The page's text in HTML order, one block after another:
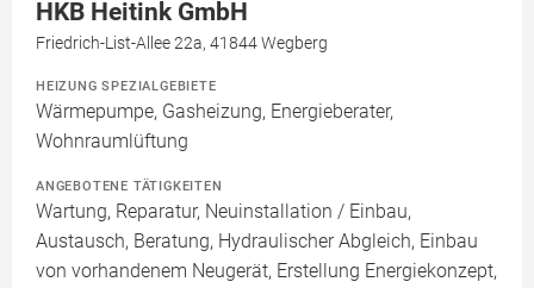
HKB Heitink GmbH
Friedrich-List-Allee 22a, 41844 Wegberg
HEIZUNG SPEZIALGEBIETE
Wärmepumpe, Gasheizung, Energieberater,
Wohnraumlüftung
ANGEBOTENE TÄTIGKEITEN
Wartung, Reparatur, Neuinstallation / Einbau,
Austausch, Beratung, Hydraulischer Abgleich, Einbau
von vorhandenem Neugerät, Erstellung Energiekonzept,